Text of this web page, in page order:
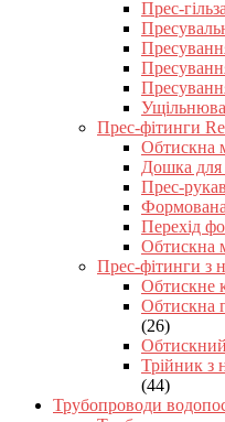
Прес-
Прес-фітинги
Обтискна
Дошка для
Прес-
Перехід
Обтискна
Прес-фітинги з
Обтискне
Обтискна
(26)
Обтискний
Трійник з
(44)
Трубопроводи